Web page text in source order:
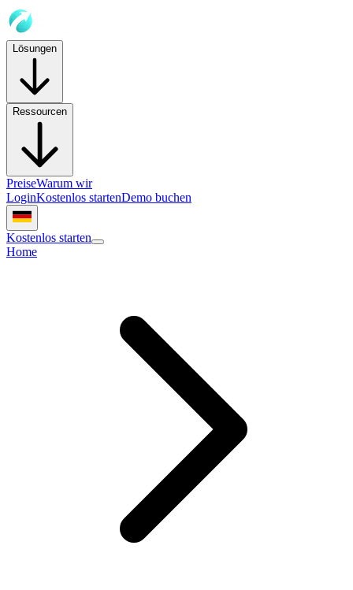
Lösungen
Ressourcen
PreiseWarum wir
LoginKostenlos startenDemo buchen
Kostenlos starten
Home